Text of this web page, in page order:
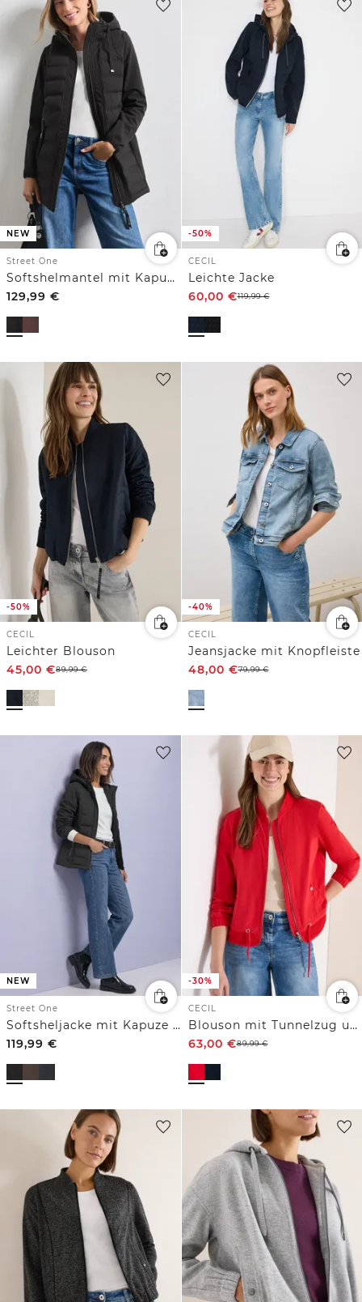
NEW
Street One
Softshelmantel mit Kapuze und Steppdetails
129,99 €
-50%
CECIL
Leichte Jacke
60,00 €119,99€
-50%
CECIL
Leichter Blouson
45,00 €89,99€
-40%
CECIL
Jeansjacke mit Knopfleiste
48,00 €79,99€
NEW
Street One
Softsheljacke mit Kapuze und Steppdetails
119,99 €
-30%
CECIL
Blouson mit Tunnelzug und Mesh-Details
63,00 €89,99€